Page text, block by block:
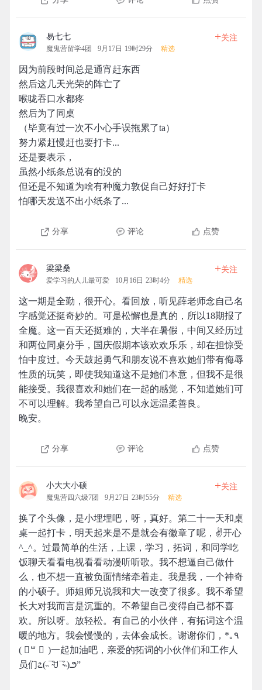
易七七
魔鬼营留学4团 9月17日 19时29分 精选
+关注
因为前段时间总是通宵赶东西
然后这几天光荣的阵亡了
喉咙吞口水都疼
然后为了同桌
（毕竟有过一次不小心手误拖累了ta）
努力紧赶慢赶也要打卡...
还是要表示，
虽然小纸条总说有的没的
但还是不知道为啥有种魔力敦促自己好好打卡
怕哪天发送不出小纸条了...
分享 评论 点赞
梁梁桑
爱学习的人儿最可爱 10月16日 23时4分 精选
+关注
这一期是全勤，很开心。看回放，听见薛老师念自己名
字感觉还挺奇妙的。可是松懈也是真的，所以18期报了
全魔。这一百天还挺难的，大半在暑假，中间又经历过
和两位同桌分手，国庆假期本该欢欢乐乐，却在担惊受
怕中度过。今天鼓起勇气和朋友说不喜欢她们带有侮辱
性质的玩笑，即使我知道这不是她们本意，但我不是很
能接受。我很喜欢和她们在一起的感觉，不知道她们可
不可以理解。我希望自己可以永远温柔善良。
晚安。
分享 评论 点赞
小大大小硕
魔鬼营四六级7团 9月27日 23时55分 精选
+关注
换了个头像，是小埋埋吧，呀，真好。第二十一天和桌
桌一起打卡，明天起来是不是就会有徽章了呢，✌开心
^_^。过最简单的生活，上课，学习，拓词，和同学吃
饭聊天看看电视看看动漫听听歌。我不想逼自己做什
么，也不想一直被负面情绪牵着走。我是我，一个神奇
的小硕子。师姐师兄说我和大一改变了很多。我不希望
长大对我而言是沉重的。不希望自己变得自己都不喜
欢。所以呀。放轻松。有自己的小伙伴，有拓词这个温
暖的地方。我会慢慢的，去体会成长。谢谢你们，*｡٩
( ॑꒳ ॑ )一起加油吧，亲爱的拓词的小伙伴们和工作人
员们೭(˵¯̴͒ꇴ¯̴͒˵)౨”